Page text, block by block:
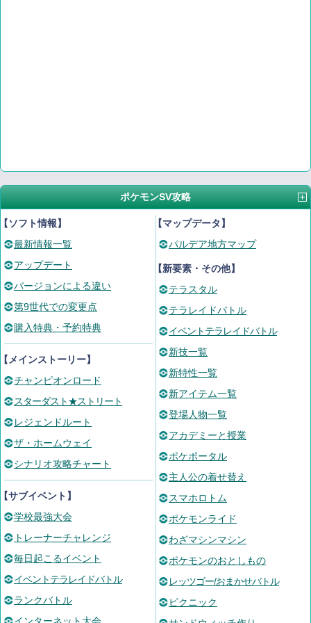
ポケモンSV攻略
ソフト情報】
最新情報一覧
アップデート
バージョンによる違い
第9世代での変更点
購入特典・予約特典
メインストーリー】
チャンピオンロード
スターダスト★ストリート
レジェンドルート
ザ・ホームウェイ
シナリオ攻略チャート
サブイベント】
学校最強大会
トレーナーチャレンジ
毎日起こるイベント
イベントテラレイドバトル
ランクバトル
【マップデータ】
パルデア地方マップ
【新要素・その他】
テラスタル
テラレイドバトル
イベントテラレイドバトル
新技一覧
新特性一覧
新アイテム一覧
登場人物一覧
アカデミーと授業
ポケポータル
主人公の着せ替え
スマホロトム
ポケモンライド
わざマシンマシン
ポケモンのおとしもの
レッツゴー/おまかせバトル
ピクニック